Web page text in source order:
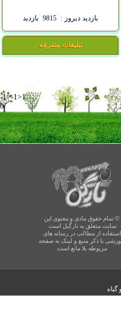
بازدید دیروز : 9815 بازدید
تبلیغات متفرقه
-1>-1>1
0
© تمام حقوق مادی و معنوی این
سایت متعلق به نارگیل است.
استفاده از مطالب در رسانه های
با ذکر منبع و لینک به صفحه
مربوطه بلا مانع است